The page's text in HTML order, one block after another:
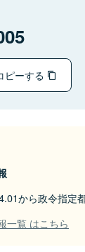
ピーする
から政令指定
一覧 はこちら